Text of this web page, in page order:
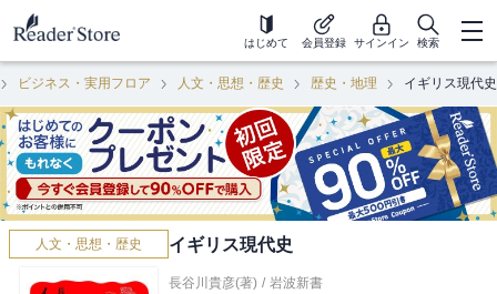
はじめて 会員登録 サインイン 検索
ビジネス・実用フロア 人文・思想・歴史 歴史・地理 イギリス現代史
人文・思想・歴史 イギリス現代史
長谷川貴彦(著) / 岩波新書